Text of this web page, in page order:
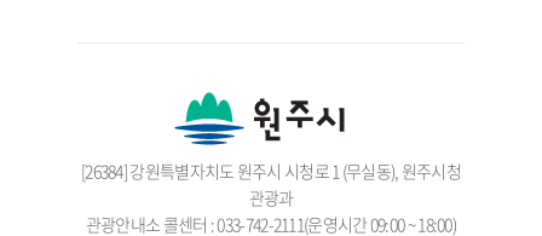
[26384] 강원특별자치도 원주시 시청로 1 (무실동), 원주시청
관광과
관광안내소 콜센터 : 033-742-2111(운영시간 09:00 ~ 18:00)